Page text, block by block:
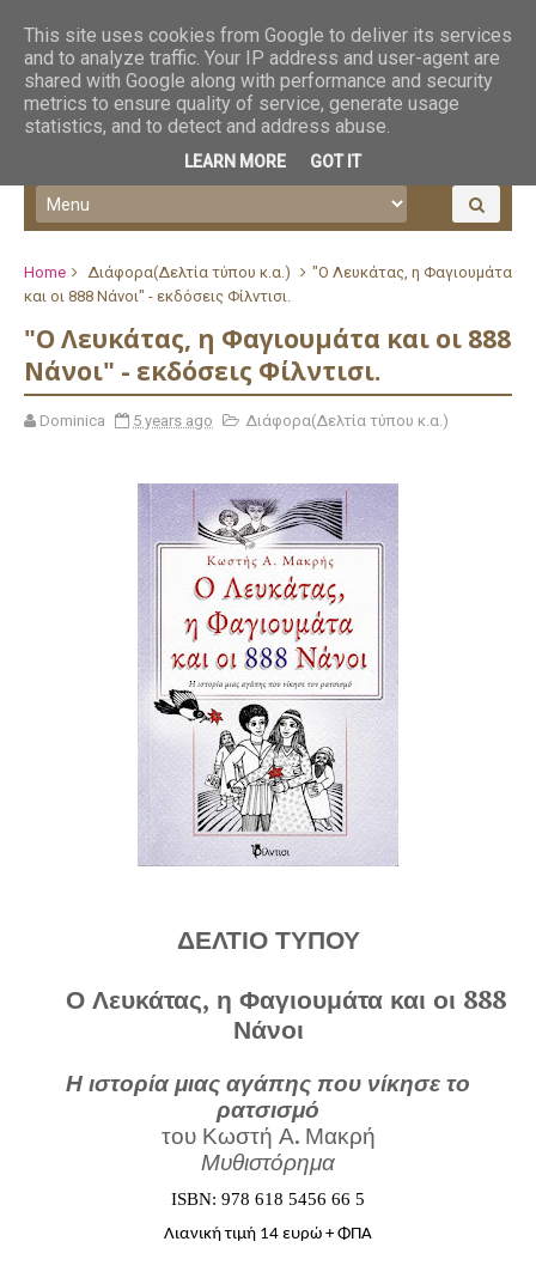
Home Διάφορα(Δελτία τύπου κ.α.)
"Ο Λευκάτας, η Φαγιουμάτα
και οι 888 Νάνοι" - εκδόσεις Φίλντισι.
"Ο Λευκάτας, η Φαγιουμάτα και οι 888
Νάνοι" - εκδόσεις Φίλντισι.
Dominica 5 years ago Διάφορα(Δελτία τύπου κ.α.)
ΔΕΛΤΙΟ ΤΥΠΟΥ
Ο Λευκάτας, η Φαγιουμάτα και οι 888
Νάνοι
Η ιστορία μιας αγάπης που νίκησε το
ρατσισμό
του Κωστή Α. Μακρή
Μυθιστόρημα
ISBN: 978 618 5456 66 5
Λιανική τιμή 14 ευρώ + ΦΠΑ
This site uses cookies from Google to deliver its services
and to analyze traffic. Your IP address and user-agent are
shared with Google along with performance and security
metrics to ensure quality of service, generate usage
statistics, and to detect and address abuse.
LEARN MORE GOT IT